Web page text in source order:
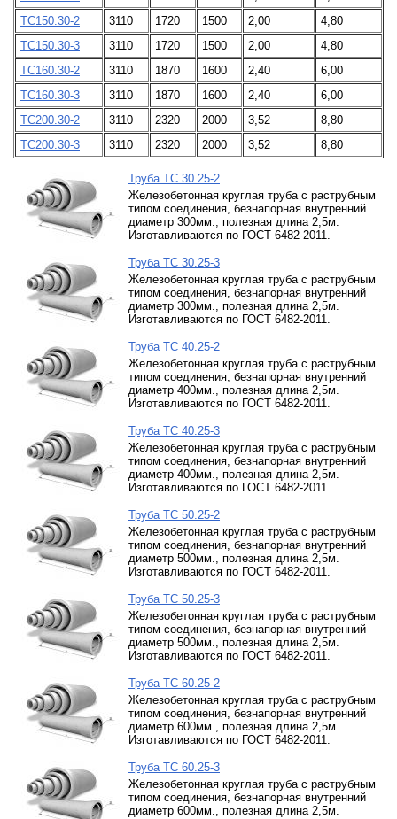
ТС150.30-2
3110 1720 1500 2,00
4,80
ТС150.30-3
3110 1720 1500 2,00
4,80
ТС160.30-2
3110 1870 1600 2,40
6,00
ТС160.30-3
3110 1870 1600 2,40
6,00
ТС200.30-2
3110 2320 2000 3,52
8,80
ТС200.30-3
3110 2320 2000 3,52 8,80
Труба ТС 30.25-2
Железобетонная круглая труба с раструбным
типом соединения, безнапорная внутренний
диаметр 300мм., полезная длина 2,5м.
Изготавливаются по ГОСТ 6482-2011.
Труба ТС 30.25-3
Железобетонная круглая труба с раструбным
типом соединения, безнапорная внутренний
диаметр 300мм., полезная длина 2,5м.
Изготавливаются по ГОСТ 6482-2011.
Труба ТС 40.25-2
Железобетонная круглая труба с раструбным
типом соединения, безнапорная внутренний
диаметр 400мм., полезная длина 2,5м.
Изготавливаются по ГОСТ 6482-2011.
Труба ТС 40.25-3
Железобетонная круглая труба с раструбным
типом соединения, безнапорная внутренний
диаметр 400мм., полезная длина 2,5м.
Изготавливаются по ГОСТ 6482-2011.
Труба ТС 50.25-2
Железобетонная круглая труба с раструбным
типом соединения, безнапорная внутренний
диаметр 500мм., полезная длина 2,5м.
Изготавливаются по ГОСТ 6482-2011.
Труба ТС 50.25-3
Железобетонная круглая труба с раструбным
типом соединения, безнапорная внутренний
диаметр 500мм., полезная длина 2,5м.
Изготавливаются по ГОСТ 6482-2011.
Труба ТС 60.25-2
Железобетонная круглая труба с раструбным
типом соединения, безнапорная внутренний
диаметр 600мм., полезная длина 2,5м.
Изготавливаются по ГОСТ 6482-2011.
Труба ТС 60.25-3
Железобетонная круглая труба с раструбным
типом соединения, безнапорная внутренний
диаметр 600мм., полезная длина 2,5м.